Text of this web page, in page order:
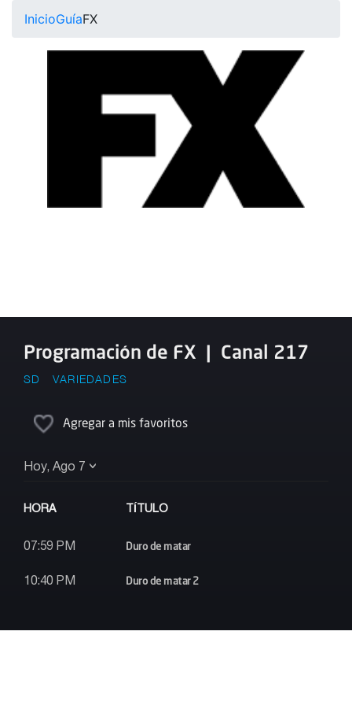
InicioGuíaFX
Programación de FX | Canal 217
SD VARIEDADES
Agregar a mis favoritos
Hoy, Ago 7
HORA TÍTULO
07:59 PM Duro de matar
10:40 PM Duro de matar 2